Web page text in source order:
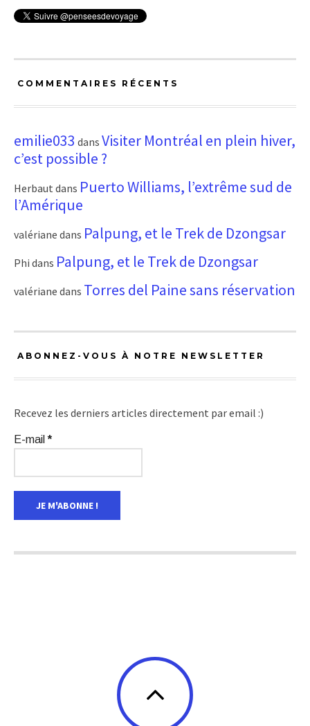
COMMENTAIRES RÉCENTS
emilie033 dans Visiter Montréal en plein hiver,
c’est possible ?
Herbaut dans Puerto Williams, l’extrême sud de
l’Amérique
valériane dans Palpung, et le Trek de Dzongsar
Phi dans Palpung, et le Trek de Dzongsar
valériane dans Torres del Paine sans réservation
ABONNEZ-VOUS À NOTRE NEWSLETTER
Recevez les derniers articles directement par email :)
E-mail*